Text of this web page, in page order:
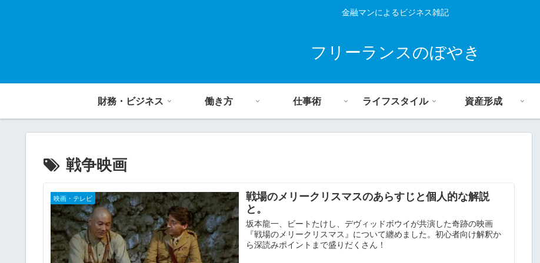
金融マンによるビジネス雑記
フリーランスのぼやき
財務・ビジネス 働き方 仕事術 ライフスタイル 資産形成
戦争映画
映画・テレビ
戦場のメリークリスマスのあらすじと個人的な解説
と。
坂本龍一、ビートたけし、デヴィッドボウイが共演した奇跡の映画
『戦場のメリークリスマス』について纏めました。初心者向け解釈か
ら深読みポイントまで盛りだくさん！